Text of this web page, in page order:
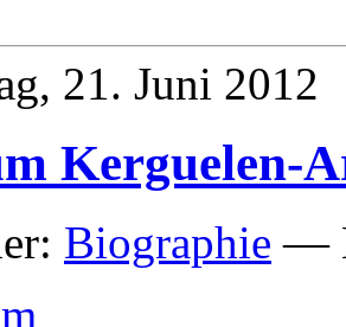
21. Juni 2012
Kerguelen-
Biographie —